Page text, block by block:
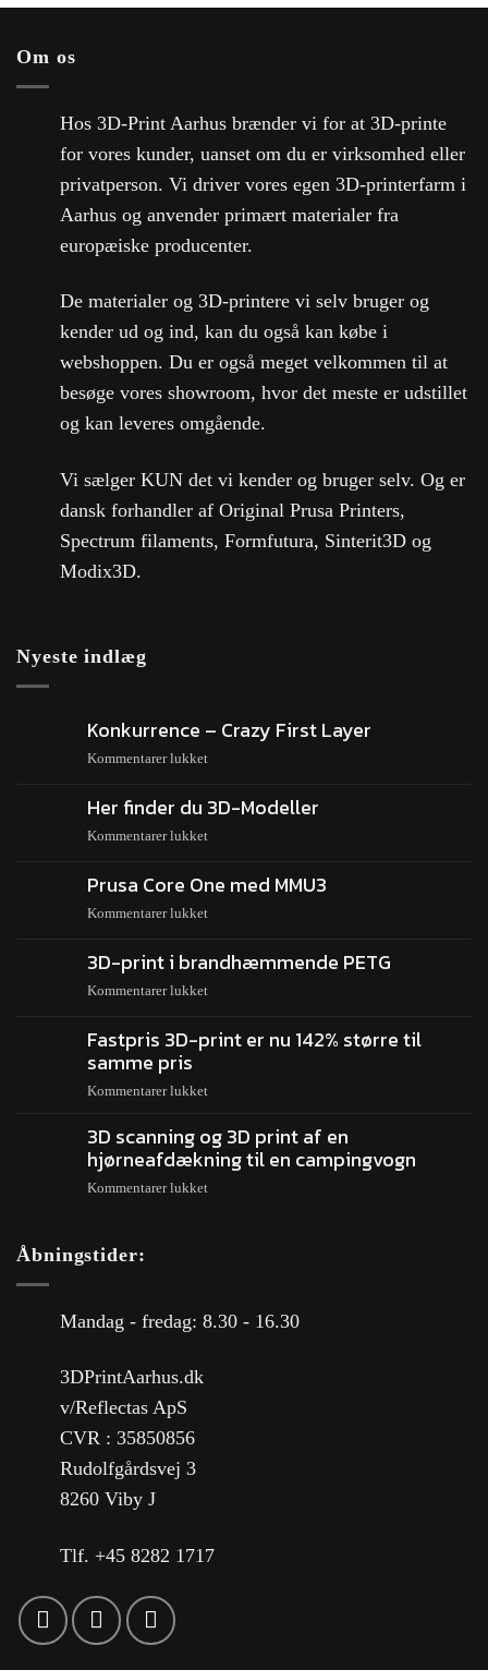
Om os
Hos 3D-Print Aarhus brænder vi for at 3D-printe
for vores kunder, uanset om du er virksomhed eller
privatperson. Vi driver vores egen 3D-printerfarm i
Aarhus og anvender primært materialer fra
europæiske producenter.
De materialer og 3D-printere vi selv bruger og
kender ud og ind, kan du også kan købe i
webshoppen. Du er også meget velkommen til at
besøge vores showroom, hvor det meste er udstillet
og kan leveres omgående.
Vi sælger KUN det vi kender og bruger selv. Og er
dansk forhandler af Original Prusa Printers,
Spectrum filaments, Formfutura, Sinterit3D og
Modix3D.
Nyeste indlæg
Konkurrence – Crazy First Layer
Kommentarer lukket
Her finder du 3D-Modeller
Kommentarer lukket
Prusa Core One med MMU3
Kommentarer lukket
3D-print i brandhæmmende PETG
Kommentarer lukket
Fastpris 3D-print er nu 142% større til
samme pris
Kommentarer lukket
3D scanning og 3D print af en
hjørneafdækning til en campingvogn
Kommentarer lukket
Åbningstider:
Mandag - fredag: 8.30 - 16.30
3DPrintAarhus.dk
v/Reflectas ApS
CVR : 35850856
Rudolfgårdsvej 3
8260 Viby J
Tlf. +45 8282 1717